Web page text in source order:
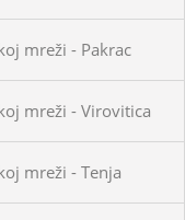
mreži - Pakrac
mreži - Virovitica
mreži - Tenja